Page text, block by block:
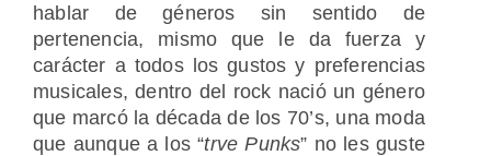
hablar de géneros sin sentido de
pertenencia, mismo que le da fuerza y
carácter a todos los gustos y preferencias
musicales, dentro del rock nació un género
que marcó la década de los 70’s, una moda
que aunque a los “trve Punks” no les guste